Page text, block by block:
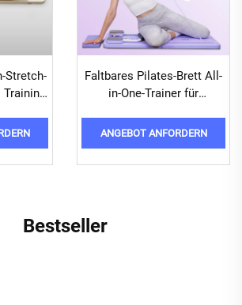
Stretch-
Training
Faltbares Pilates-Brett All-
in-One-Trainer für
ANGEBOT ANFORDERN
Bestseller